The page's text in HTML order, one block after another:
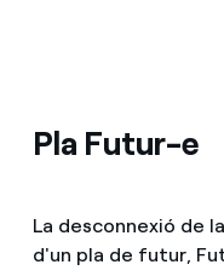
Pla Futur-e
La desconnexió de
d'un pla de futur,